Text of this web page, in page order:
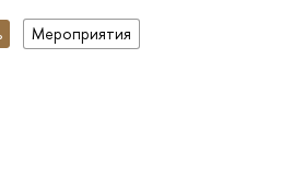
Мероприятия